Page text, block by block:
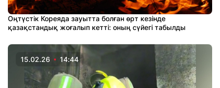
Оңтүстік Кореяда зауытта болған өрт кезінде
қазақстандық жоғалып кетті: оның сүйегі табылды
15.02.26 14:44